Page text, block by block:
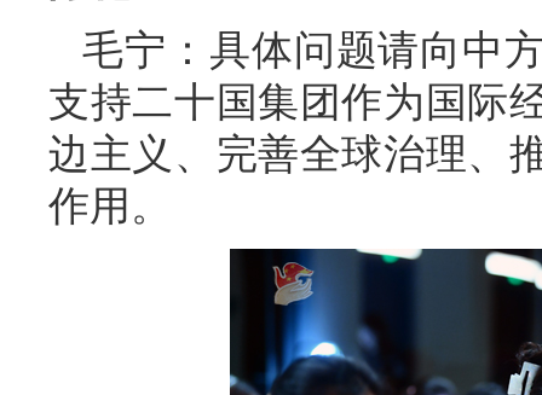
毛宁：具体问题请向中
支持二十国集团作为国际
边主义、完善全球治理、
作用。